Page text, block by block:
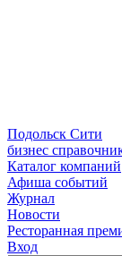
Подольск Сити
бизнес
Каталог компаний
Афиша событий
Журнал
Новости
Ресторанная
Вход